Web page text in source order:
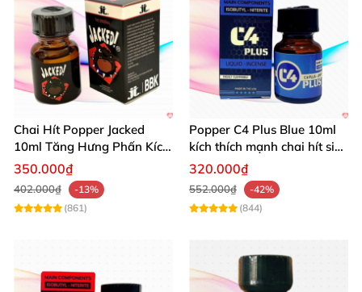
Chai Hít Popper Jacked
10ml Tăng Hưng Phấn Kích
Thích Mạnh Mẽ
350.000₫
402.000₫
-13%
(861)
Popper C4 Plus Blue 10ml
kích thích mạnh chai hít siêu
đỉnh
320.000₫
552.000₫
-42%
(844)